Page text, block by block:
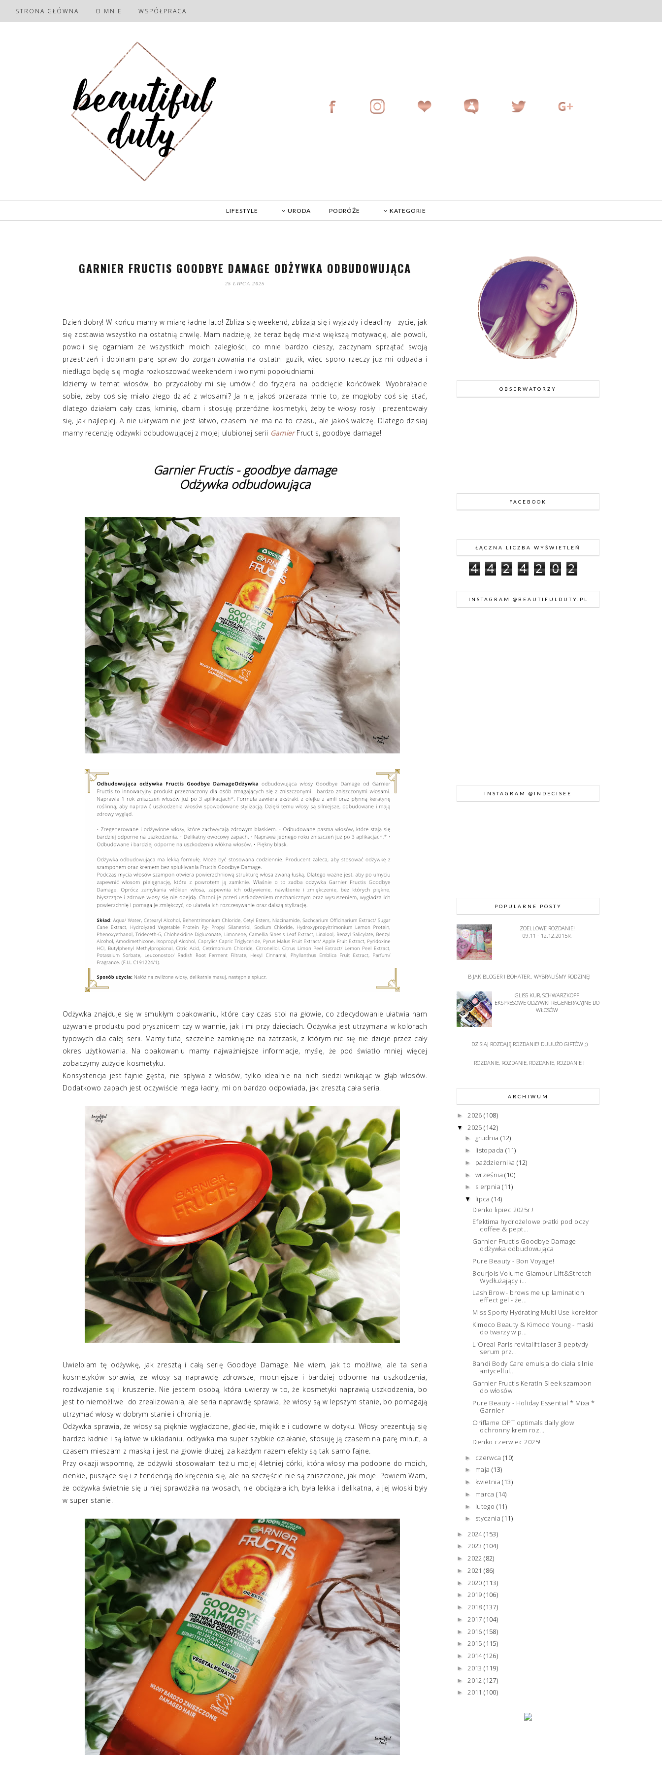
STRONA GŁÓWNA O MNIE WSPÓŁPRACA
LIFESTYLE URODA PODRÓŻE KATEGORIE
GARNIER FRUCTIS GOODBYE DAMAGE ODŻYWKA ODBUDOWUJĄCA
25 LIPCA 2025
Dzień dobry! W końcu mamy w miarę ładne lato! Zbliża się weekend, zbliżają się i wyjazdy i deadliny - życie, jak
się zostawia wszystko na ostatnią chwilę. Mam nadzieję, że teraz będę miała większą motywację, ale powoli,
powoli się ogarniam ze wszystkich moich zaległości, co mnie bardzo cieszy, zaczynam sprzątać swoją
przestrzeń i dopinam parę spraw do zorganizowania na ostatni guzik, więc sporo rzeczy już mi odpada i
niedługo będę się mogła rozkoszować weekendem i wolnymi popołudniami!
Idziemy w temat włosów, bo przydałoby mi się umówić do fryzjera na podcięcie końcówek. Wyobrażacie
sobie, żeby coś się miało złego dziać z włosami? Ja nie, jakoś przeraża mnie to, że mogłoby coś się stać,
dlatego działam cały czas, kminię, dbam i stosuję przeróżne kosmetyki, żeby te włosy rosły i prezentowały
się, jak najlepiej. A nie ukrywam nie jest łatwo, czasem nie ma na to czasu, ale jakoś walczę. Dlatego dzisiaj
mamy recenzję odżywki odbudowującej z mojej ulubionej serii GarnierFructis, goodbye damage!
Garnier Fructis - goodbye damage
Odżywka odbudowująca
Odżywka znajduje się w smukłym opakowaniu, które cały czas stoi na głowie, co zdecydowanie ułatwia nam
używanie produktu pod prysznicem czy w wannie, jak i mi przy dzieciach. Odżywka jest utrzymana w kolorach
typowych dla całej serii. Mamy tutaj szczelne zamknięcie na zatrzask, z którym nic się nie dzieje przez cały
okres użytkowania. Na opakowaniu mamy najważniejsze informacje, myślę, że pod światło mniej więcej
zobaczymy zużycie kosmetyku.
Konsystencja jest fajnie gęsta, nie spływa z włosów, tylko idealnie na nich siedzi wnikając w głąb włosów.
Dodatkowo zapach jest oczywiście mega ładny, mi on bardzo odpowiada, jak zresztą cała seria.
Uwielbiam tę odżywkę, jak zresztą i całą serię Goodbye Damage. Nie wiem, jak to możliwe, ale ta seria
kosmetyków sprawia, że włosy są naprawdę zdrowsze, mocniejsze i bardziej odporne na uszkodzenia,
rozdwajanie się i kruszenie. Nie jestem osobą, która uwierzy w to, że kosmetyki naprawią uszkodzenia, bo
jest to niemożliwe do zrealizowania, ale seria naprawdę sprawia, że włosy są w lepszym stanie, bo pomagają
utrzymać włosy w dobrym stanie i chronią je.
Odżywka sprawia, że włosy są pięknie wygładzone, gładkie, miękkie i cudowne w dotyku. Włosy prezentują się
bardzo ładnie i są łatwe w układaniu. odżywka ma super szybkie działanie, stosuję ją czasem na parę minut, a
czasem mieszam z maską i jest na głowie dłużej, za każdym razem efekty są tak samo fajne.
Przy okazji wspomnę, że odżywki stosowałam też u mojej 4letniej córki, która włosy ma podobne do moich,
cienkie, puszące się i z tendencją do kręcenia się, ale na szczęście nie są zniszczone, jak moje. Powiem Wam,
że odżywka świetnie się u niej sprawdziła na włosach, nie obciążała ich, była lekka i delikatna, a jej włoski były
w super stanie.
OBSERWATORZY
FACEBOOK
ŁĄCZNA LICZBA WYŚWIETLEŃ
4 4 2 4 2 0 2
INSTAGRAM @BEAUTIFULDUTY.PL
INSTAGRAM @INDECISEE
POPULARNE POSTY
ZOELLOWE ROZDANIE!
09.11 - 12.12.2015R.
B JAK BLOGER I BOHATER.. WYBRALIŚMY RODZINĘ!
GLISS KUR, SCHWARZKOPF
EKSPRESOWE ODŻYWKI REGENERACYJNE DO
WŁOSÓW
DZISIAJ ROZDAJĘ ROZDANIE! DUUUŻO GIFTÓW ;)
ROZDANIE, ROZDANIE, ROZDANIE, ROZDANIE !
ARCHIWUM
►2026(108)
▼ 2025(142)
► grudnia (12)
► listopada (11)
► października (12)
► września(10)
► sierpnia(11)
▼ lipca(14)
Denko lipiec 2025r.!
Efektima hydrożelowe płatki pod oczy
coffee & pept...
Garnier Fructis Goodbye Damage
odżywka odbudowująca
Pure Beauty - Bon Voyage!
Bourjois Volume Glamour Lift&Stretch
Wydłużający i...
Lash Brow - brows me up lamination
effect gel - że...
Miss Sporty Hydrating Multi Use korektor
Kimoco Beauty & Kimoco Young - maski
do twarzy w p...
L'Oreal Paris revitalift laser 3 peptydy
serum prz...
Bandi Body Care emulsja do ciała silnie
antycellul...
Garnier Fructis Keratin Sleek szampon
do włosów
Pure Beauty - Holiday Essential * Mixa *
Garnier
Oriflame OPT optimals daily glow
ochronny krem roz...
Denko czerwiec 2025!
► czerwca (10)
► maja (13)
► kwietnia(13)
► marca(14)
► lutego (11)
► stycznia(11)
► 2024(153)
►2023(104)
►2022(82)
► 2021(86)
► 2020(113)
►2019(106)
►2018(137)
► 2017(104)
► 2016(158)
►2015(115)
►2014(126)
► 2013(119)
► 2012(127)
►2011(100)